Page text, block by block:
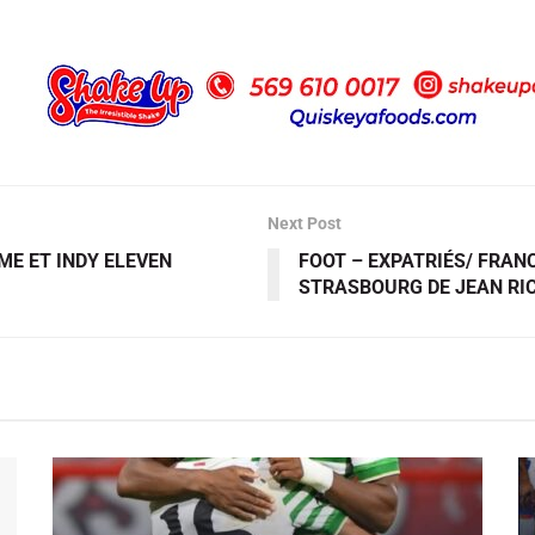
ET INDY ELEVEN
Next Post
FOOT – EXPATRIÉS/
STRASBOURG DE JEAN